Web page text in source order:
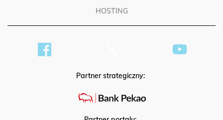
HOSTING
Partner strategiczny: